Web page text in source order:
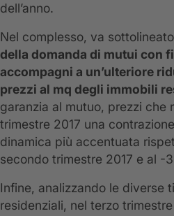
dell’anno.
Nel complesso, va
della domanda di mutui con
accompagni a un’ulteriore
prezzi al mq degli immobili
garanzia al mutuo, prezzi che
trimestre 2017 una contrazione
dinamica più accentuata
secondo trimestre 2017 e al -
Infine, analizzando le diverse
residenziali, nel terzo